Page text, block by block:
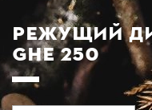
РЕЖУЩИЙ
GHE 250